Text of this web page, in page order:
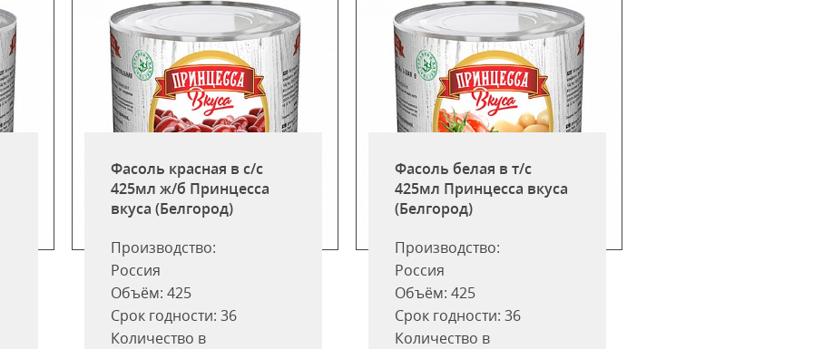
Фасоль красная в с/с
425мл ж/б Принцесса
вкуса (Белгород)
Производство:
Россия
Объём:425
Срок годности:36
Количество в
Фасоль белая в т/с
425мл Принцесса вкуса
(Белгород)
Производство:
Россия
Объём:425
Срок годности:36
Количество в